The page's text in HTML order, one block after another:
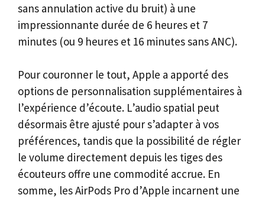
sans annulation active du bruit) à une
impressionnante durée de 6 heures et 7
minutes (ou 9 heures et 16 minutes sans ANC).
Pour couronner le tout, Apple a apporté des
options de personnalisation supplémentaires à
l’expérience d’écoute. L’audio spatial peut
désormais être ajusté pour s’adapter à vos
préférences, tandis que la possibilité de régler
le volume directement depuis les tiges des
écouteurs offre une commodité accrue. En
somme, les AirPods Pro d’Apple incarnent une